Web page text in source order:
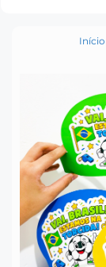
Início